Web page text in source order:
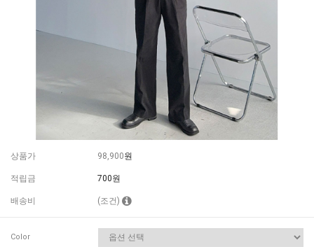
상품가 98,900원
적립금 700원
배송비 (조건)
Color